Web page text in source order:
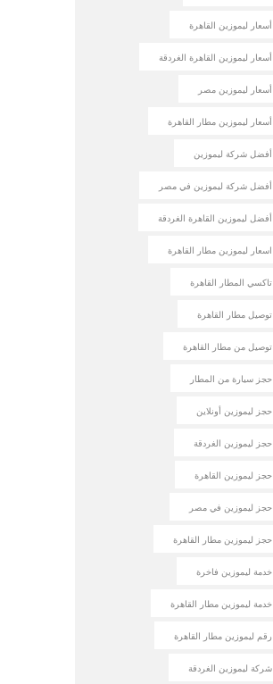
أسعار ليموزين القاهرة
أسعار ليموزين القاهرة الغردقة
أسعار ليموزين مصر
أسعار ليموزين مطار القاهرة
أفضل شركة ليموزين
أفضل شركة ليموزين في مصر
أفضل ليموزين القاهرة الغردقة
اسعار ليموزين مطار القاهرة
تاكسي المطار القاهرة
توصيل مطار القاهرة
توصيل من مطار القاهرة
حجز سيارة من المطار
حجز ليموزين أونلاين
حجز ليموزين الغردقة
حجز ليموزين القاهرة
حجز ليموزين في مصر
حجز ليموزين مطار القاهرة
خدمة ليموزين فاخرة
خدمة ليموزين مطار القاهرة
رقم ليموزين مطار القاهرة
شركة ليموزين الغردقة